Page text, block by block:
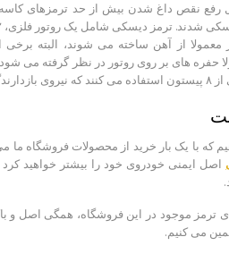
رفع نقص داغ شدن بیش از حد ترمزهای
معمولا از آهن ساخته می شوند، البته برخی
حفره های بر روی روتور در نظر گرفته می
می آورد.
که با یک بار خرید از محصولات فروشگاه ما
اصل ایمنی خودروی خود را بیشتر خواهید
ترمز موجود در این فروشگاه، همگی اصل و
می کنیم.